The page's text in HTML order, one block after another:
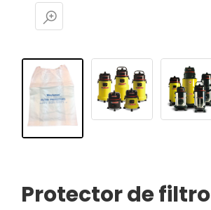
Protector de filtro